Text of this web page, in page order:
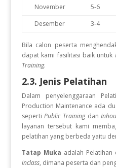
November
5-6
Desember
3-4
Bila calon peserta
dapat kami fasilitasi baik untuk
Training.
2.3. Jenis Pelatihan
Dalam penyelenggaraan
Production Maintenance ada
sepertiPublic Trainingdan
layanan tersebut kami
pelatihan yang berbeda yaitu
Tatap Muka adalah Pelatihan
inclass, dimana peserta dan